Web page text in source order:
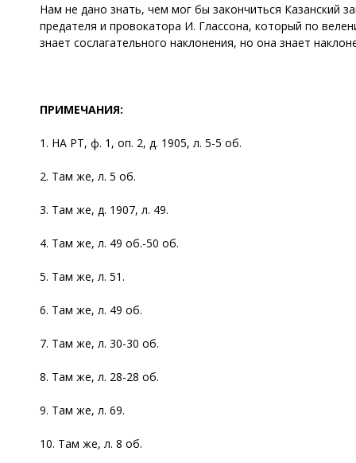
Нам не дано знать, чем мог бы закончиться Казанский
предателя и провокатора И. Глассона, который по
знает сослагательного наклонения, но она знает
ПРИМЕЧАНИЯ:
1. НА РТ, ф. 1, оп. 2, д. 1905, л. 5-5 об.
2. Там же, л. 5 об.
3. Там же, д. 1907, л. 49.
4. Там же, л. 49 об.-50 об.
5. Там же, л. 51.
6. Там же, л. 49 об.
7. Там же, л. 30-30 об.
8. Там же, л. 28-28 об.
9. Там же, л. 69.
10. Там же, л. 8 об.